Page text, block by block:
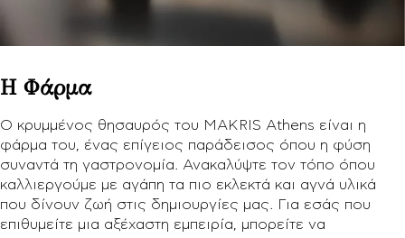
Η Φάρμα
Ο κρυμμένος θησαυρός του MAKRIS Athens είναι η
φάρμα του, ένας επίγειος παράδεισος όπου η φύση
συναντά τη γαστρονομία. Ανακαλύψτε τον τόπο όπου
καλλιεργούμε με αγάπη τα πιο εκλεκτά και αγνά υλικά
που δίνουν ζωή στις δημιουργίες μας. Για εσάς που
επιθυμείτε μια αξέχαστη εμπειρία, μπορείτε να